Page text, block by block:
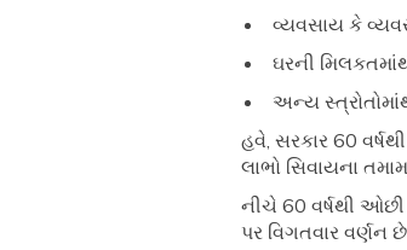
વ્યવસાય કે
ઘરની
અન્ય
હવે, સરકાર 60
લાભો સિવાયના
નીચે 60 વર્ષથી
પર વિગતવાર વર્ણન છે